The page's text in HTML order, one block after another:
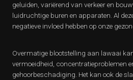
geluiden, variërend van verkeer en
luidruchtige buren en apparaten. Al
negatieve invloed hebben op onze
Overmatige blootstelling aan lawaai
vermoeidheid, concentratieproblemen
gehoorbeschadiging. Het kan ook de